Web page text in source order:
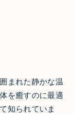
まれた静かな温
を癒すのに最適
知られていま